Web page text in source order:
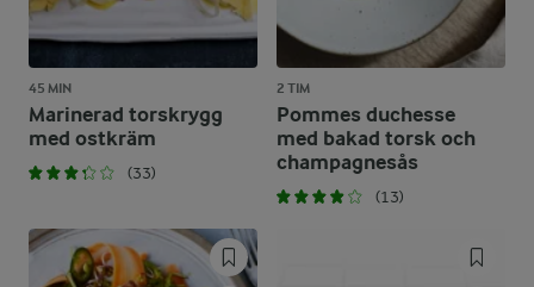
45 MIN
Marinerad torskrygg
med ostkräm
(33)
2 TIM
Pommes duchesse
med bakad torsk och
champagnesås
(13)